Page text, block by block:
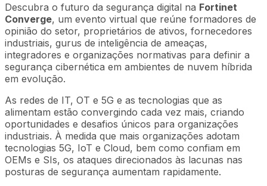
Descubra o futuro da segurança digital na Fortinet
Converge, um evento virtual que reúne formadores de
opinião do setor, proprietários de ativos, fornecedores
industriais, gurus de inteligência de ameaças,
integradores e organizações normativas para definir a
segurança cibernética em ambientes de nuvem híbrida
em evolução.
As redes de IT, OT e 5G e as tecnologias que as
alimentam estão convergindo cada vez mais, criando
oportunidades e desafios únicos para organizações
industriais. À medida que mais organizações adotam
tecnologias 5G, IoT e Cloud, bem como confiam em
OEMs e SIs, os ataques direcionados às lacunas nas
posturas de segurança aumentam rapidamente.